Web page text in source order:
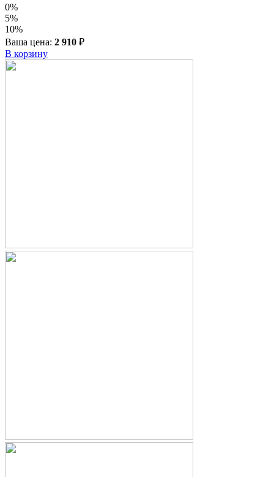
0%
5%
10%
Ваша цена: 2 910 ₽
В корзину